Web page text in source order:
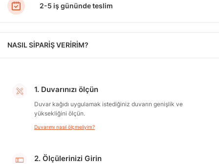
2-5 iş gününde teslim
NASIL SİPARİŞ VERİRİM?
1. Duvarınızı ölçün
Duvar kağıdı uygulamak istediğiniz duvarın genişlik ve
yüksekliğini ölçün.
Duvarımı nasıl ölçmeliyim?
2. Ölçülerinizi Girin